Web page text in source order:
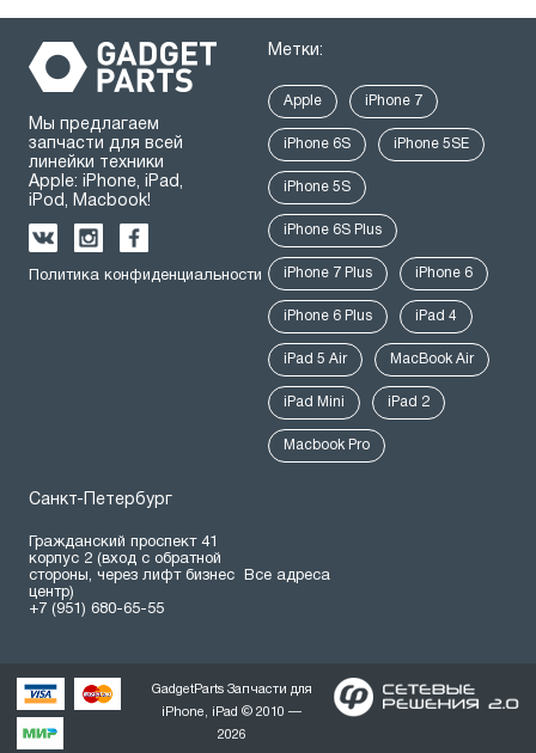
Мы предлагаем
запчасти для всей
линейки техники
Apple: iPhone, iPad,
iPod, Macbook!
Политика конфиденциальности
Метки:
Apple iPhone 7
iPhone 6S iPhone 5SE
iPhone 5S
iPhone 6S Plus
iPhone 7 Plus iPhone 6
iPhone 6 Plus iPad 4
iPad 5 Air MacBook Air
iPad Mini iPad 2
Macbook Pro
Санкт-Петербург
Гражданский проспект 41
корпус 2 (вход с обратной
стороны, через лифт бизнес
центр)
+7 (951) 680-65-55
Все адреса
GadgetParts Запчасти для
iPhone, iPad © 2010 —
2026